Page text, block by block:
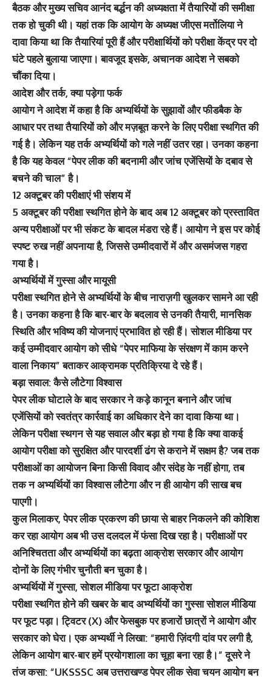
बैठक और मुख्य सचिव आनंद बर्द्धन की अध्यक्षता में तैयारियों की समीक्षा
तक हो चुकी थी। यहां तक कि आयोग के अध्यक्ष जीएस मर्तोलिया ने
दावा किया था कि तैयारियां पूरी हैं और परीक्षार्थियों को परीक्षा केंद्र पर दो
घंटे पहले बुलाया जाएगा। बावजूद इसके, अचानक आदेश ने सबको
चौंका दिया।
आदेश और तर्क, क्या पड़ेगा फर्क
आयोग ने आदेश में कहा है कि अभ्यर्थियों के सुझावों और फीडबैक के
आधार पर तथा तैयारियों को और मज़बूत करने के लिए परीक्षा स्थगित की
गई है। लेकिन यह तर्क अभ्यर्थियों को गले नहीं उतर रहा। उनका कहना
है कि यह केवल “पेपर लीक की बदनामी और जांच एजेंसियों के दबाव से
बचने की चाल” है।
12 अक्टूबर की परीक्षाएं भी संशय में
5 अक्टूबर की परीक्षा स्थगित होने के बाद अब 12 अक्टूबर को प्रस्तावित
अन्य परीक्षाओं पर भी संकट के बादल मंडरा रहे हैं। आयोग ने इस पर कोई
स्पष्ट रुख नहीं अपनाया है, जिससे उम्मीदवारों में और असमंजस गहरा
गया है।
अभ्यर्थियों में गुस्सा और मायूसी
परीक्षा स्थगित होने से अभ्यर्थियों के बीच नाराज़गी खुलकर सामने आ रही
है। उनका कहना है कि बार-बार के बदलाव से उनकी तैयारी, मानसिक
स्थिति और भविष्य की योजनाएं प्रभावित हो रही हैं। सोशल मीडिया पर
कई उम्मीदवार आयोग को सीधे “पेपर माफिया के संरक्षण में काम करने
वाला निकाय” बताकर आक्रामक प्रतिक्रिया दे रहे हैं।
बड़ा सवाल: कैसे लौटेगा विश्वास
पेपर लीक घोटाले के बाद सरकार ने कड़े कानून बनाने और जांच
एजेंसियों को स्वतंत्र कार्रवाई का अधिकार देने का दावा किया था।
लेकिन परीक्षा स्थगन से यह सवाल और बड़ा हो गया है कि क्या वाकई
आयोग परीक्षा को सुरक्षित और पारदर्शी ढंग से कराने में सक्षम है? जब तक
परीक्षाओं का आयोजन बिना किसी विवाद और संदेह के नहीं होगा, तब
तक न अभ्यर्थियों का विश्वास लौटेगा और न ही आयोग की साख बच
पाएगी।
कुल मिलाकर, पेपर लीक प्रकरण की छाया से बाहर निकलने की कोशिश
कर रहा आयोग अब भी उस दलदल में फंसा दिख रहा है। परीक्षाओं पर
अनिश्चितता और अभ्यर्थियों का बढ़ता आक्रोश सरकार और आयोग
दोनों के लिए गंभीर चुनौती बन चुका है।
अभ्यर्थियों में गुस्सा, सोशल मीडिया पर फूटा आक्रोश
परीक्षा स्थगित होने की खबर के बाद अभ्यर्थियों का गुस्सा सोशल मीडिया
पर फूट पड़ा। ट्विटर (X) और फेसबुक पर हजारों छात्रों ने आयोग और
सरकार को घेरा। एक अभ्यर्थी ने लिखा: “हमारी ज़िंदगी दांव पर लगी है,
लेकिन आयोग बार-बार हमें प्रयोगशाला का चूहा बना रहा है।” दूसरे ने
तंज कसा: “UKSSSC अब उत्तराखण्ड पेपर लीक सेवा चयन आयोग बन